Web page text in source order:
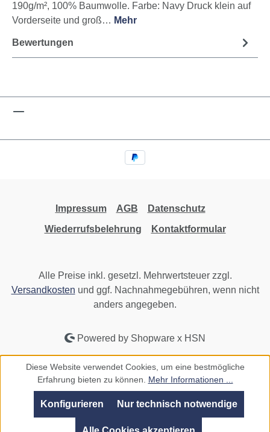
190g/m², 100% Baumwolle. Farbe: Navy Druck klein auf
Vorderseite und groß… Mehr
Bewertungen
Impressum AGB
Datenschutz
Wiederrufsbelehrung
Kontaktformular
Alle Preise inkl. gesetzl. Mehrwertsteuer zzgl.
Versandkosten und ggf. Nachnahmegebühren, wenn nicht
anders angegeben.
Powered by Shopware x HSN
Diese Website verwendet Cookies, um eine bestmögliche
Erfahrung bieten zu können. Mehr Informationen ...
Nur technisch notwendige
Konfigurieren